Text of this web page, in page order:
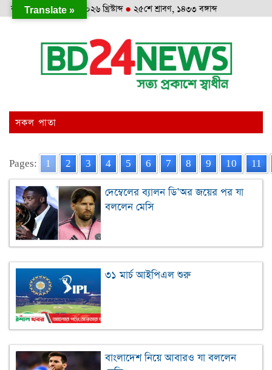
রবিবার●৯ই আগস্ট, ২০২৬ খ্রিস্টাব্দ ● ২৫শে শ্রাবণ, ১৪৩৩ বঙ্গাব্দ
সকল পাতা
Pages: 1 2 3 4 5 6 7 8 9 10 11
দেম্বেলের ব্যালন ডি’অর জয়ের পর যা
বললেন মেসি
৩১ মার্চ আইপিএল শুরু
বাংলাদেশ নিয়ে আবারও যা বললেন
Translate »